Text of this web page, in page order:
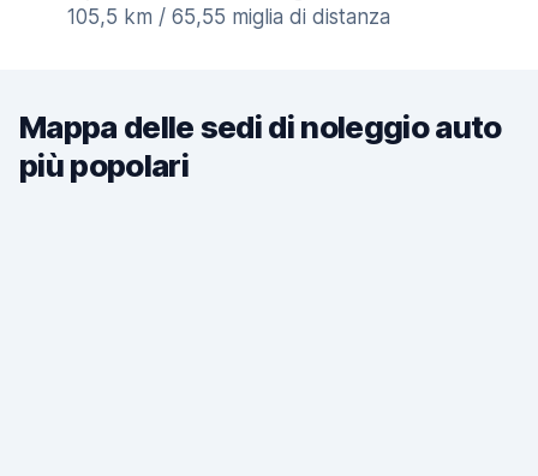
105,5 km / 65,55 miglia di distanza
Mappa delle sedi di noleggio auto
più popolari